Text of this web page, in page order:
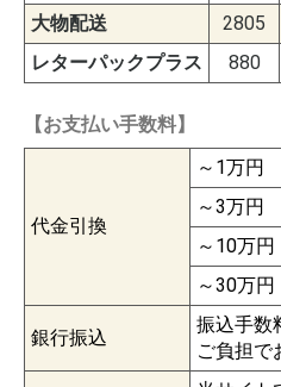
大物配送
2805
レターパックプラス
880
【お支払い手数料】
代金引換
～1万円
～3万円
～10万円
～30万円
銀行振込
振込手数
ご負担で